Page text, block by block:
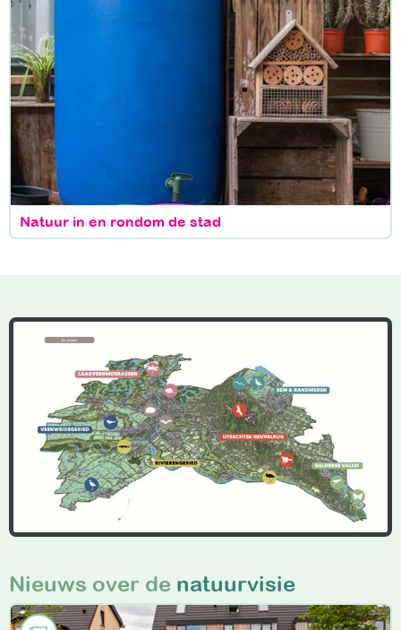
Natuur in en rondom de stad
Nieuws over de natuurvisie